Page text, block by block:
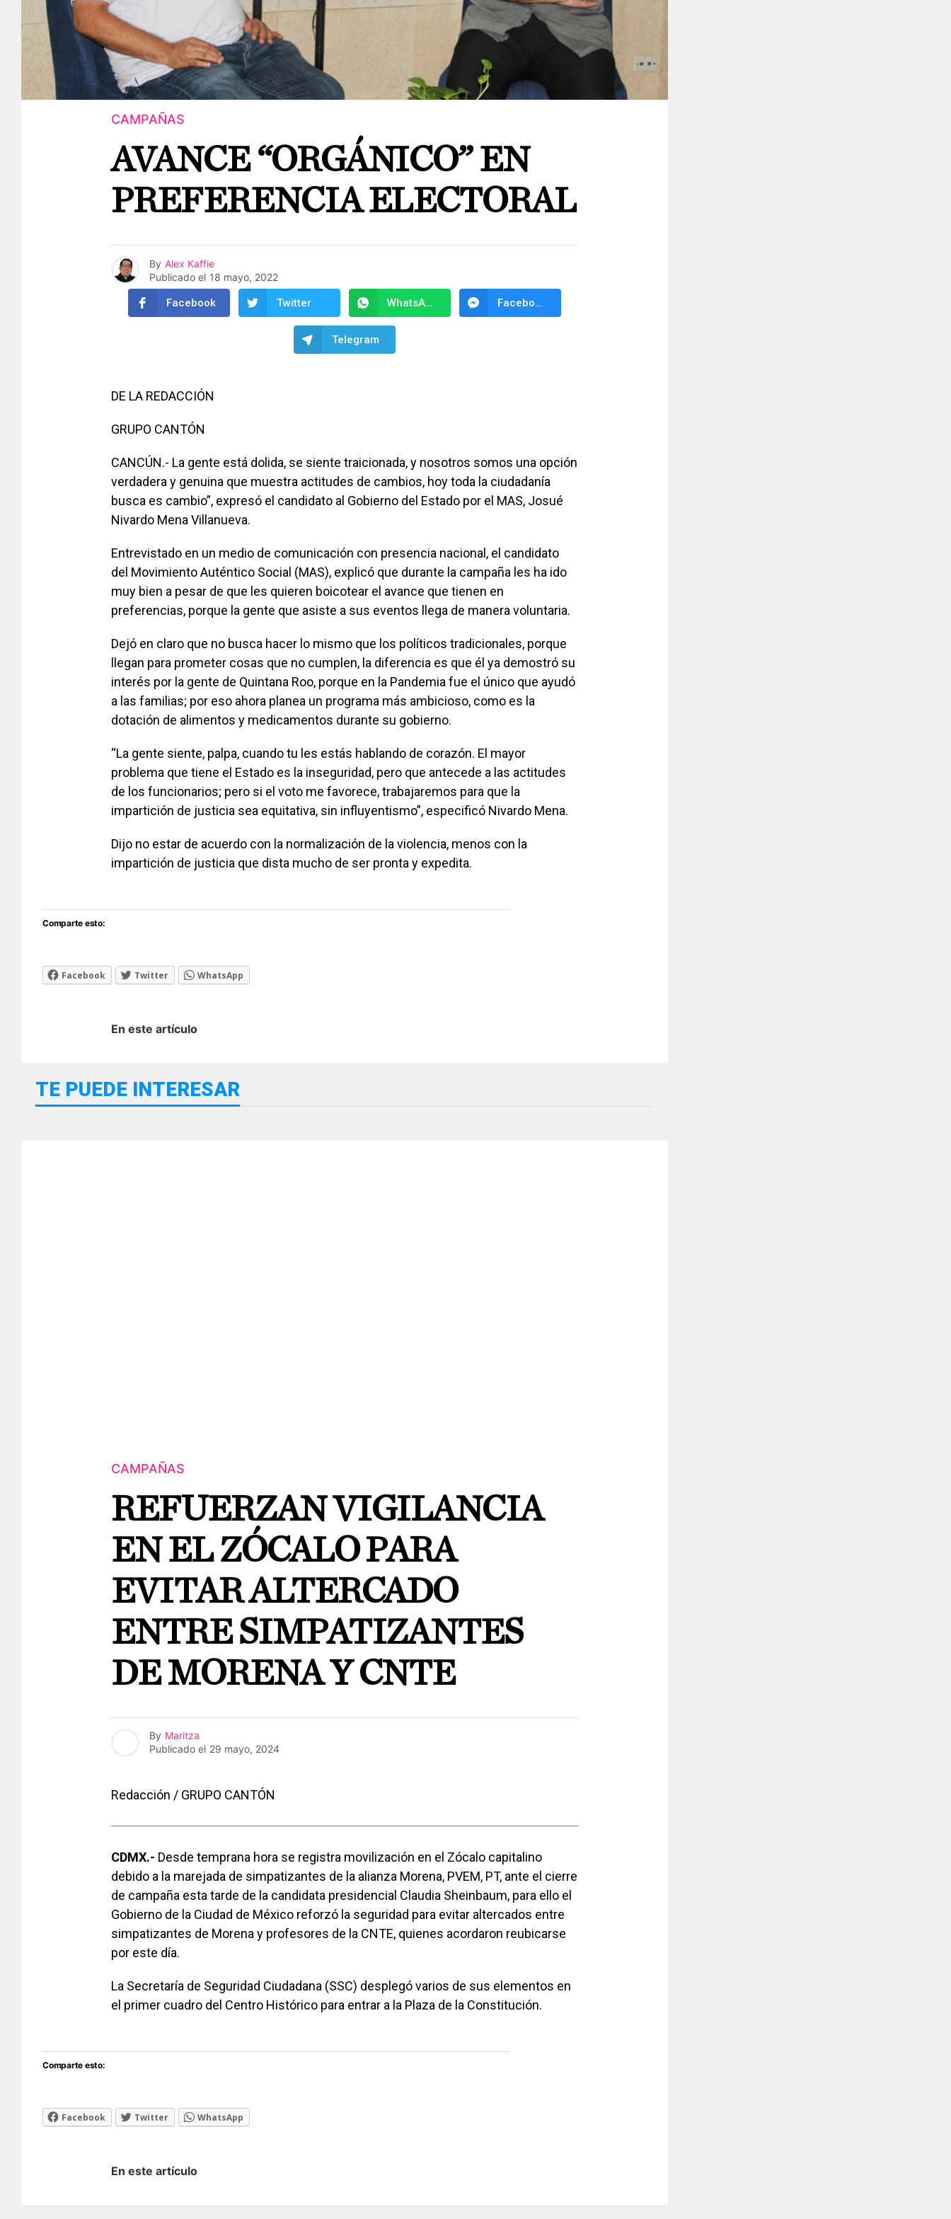
CAMPAÑAS
AVANCE “ORGÁNICO” EN
PREFERENCIA ELECTORAL
By Alex Kaffie
Publicado el 18 mayo, 2022
Facebook Twitter WhatsApp Facebook Messenger
Telegram
DE LA REDACCIÓN
GRUPO CANTÓN
CANCÚN.- La gente está dolida, se siente traicionada, y nosotros somos una opción
verdadera y genuina que muestra actitudes de cambios, hoy toda la ciudadanía
busca es cambio”, expresó el candidato al Gobierno del Estado por el MAS, Josué
Nivardo Mena Villanueva.
Entrevistado en un medio de comunicación con presencia nacional, el candidato
del Movimiento Auténtico Social (MAS), explicó que durante la campaña les ha ido
muy bien a pesar de que les quieren boicotear el avance que tienen en
preferencias, porque la gente que asiste a sus eventos llega de manera voluntaria.
Dejó en claro que no busca hacer lo mismo que los políticos tradicionales, porque
llegan para prometer cosas que no cumplen, la diferencia es que él ya demostró su
interés por la gente de Quintana Roo, porque en la Pandemia fue el único que ayudó
a las familias; por eso ahora planea un programa más ambicioso, como es la
dotación de alimentos y medicamentos durante su gobierno.
“La gente siente, palpa, cuando tu les estás hablando de corazón. El mayor
problema que tiene el Estado es la inseguridad, pero que antecede a las actitudes
de los funcionarios; pero si el voto me favorece, trabajaremos para que la
impartición de justicia sea equitativa, sin influyentismo”, especificó Nivardo Mena.
Dijo no estar de acuerdo con la normalización de la violencia, menos con la
impartición de justicia que dista mucho de ser pronta y expedita.
Comparte esto:
Facebook Twitter WhatsApp
En este artículo
TE PUEDE INTERESAR
CAMPAÑAS
REFUERZAN VIGILANCIA
EN EL ZÓCALO PARA
EVITAR ALTERCADO
ENTRE SIMPATIZANTES
DE MORENA Y CNTE
By Maritza
Publicado el 29 mayo, 2024
Redacción / GRUPO CANTÓN
CDMX.- Desde temprana hora se registra movilización en el Zócalo capitalino
debido a la marejada de simpatizantes de la alianza Morena, PVEM, PT, ante el cierre
de campaña esta tarde de la candidata presidencial Claudia Sheinbaum, para ello el
Gobierno de la Ciudad de México reforzó la seguridad para evitar altercados entre
simpatizantes de Morena y profesores de la CNTE, quienes acordaron reubicarse
por este día.
La Secretaría de Seguridad Ciudadana (SSC) desplegó varios de sus elementos en
el primer cuadro del Centro Histórico para entrar a la Plaza de la Constitución.
Comparte esto:
Facebook Twitter WhatsApp
En este artículo